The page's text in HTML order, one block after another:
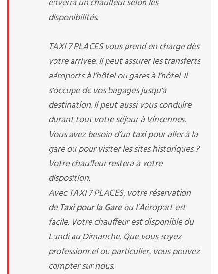
enverra un chauffeur selon les
disponibilités.
TAXI 7 PLACES vous prend en charge dès
votre arrivée. Il peut assurer les transferts
aéroports à l’hôtel ou gares à l’hôtel. Il
s’occupe de vos bagages jusqu’à
destination. Il peut aussi vous conduire
durant tout votre séjour à Vincennes.
Vous avez besoin d’un taxipour aller à la
gare ou pour visiter les sites historiques ?
Votre chauffeur restera à votre
disposition.
Avec TAXI 7 PLACES, votre réservation
de Taxi pour la Gareou l’Aéroport est
facile. Votre chauffeur est disponible du
Lundi au Dimanche. Que vous soyez
professionnel ou particulier, vous pouvez
compter sur nous.